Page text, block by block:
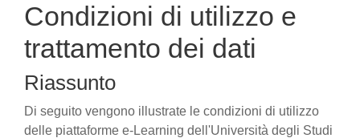
Condizioni di utilizzo e
trattamento dei dati
Riassunto
Di seguito vengono illustrate le condizioni di utilizzo
delle piattaforme e-Learning dell'Università degli Studi